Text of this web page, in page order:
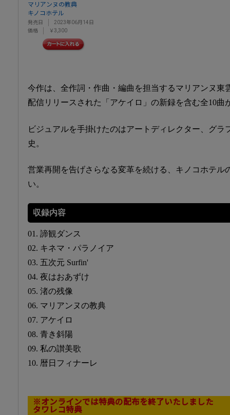
マリアンヌの教典
キノコホテル
発売日
2023年06月14日
価格
￥3,300
今作は、全作詞・作曲・編曲を担当するマリアンヌ東
配信リリースされた「アケイロ」の新録を含む全10曲
ビジュアルを手掛けたのはアートディレクター、グラ
史。
営業再開を告げさらなる変革を続ける、キノコホテル
い。
収録内容
01. 諦観ダンス
02. キネマ・パラノイア
03. 五次元 Surfin'
04. 夜はおあずけ
05. 渚の残像
06. マリアンヌの教典
07. アケイロ
08. 青き斜陽
09. 私の讃美歌
10. 暦日フィナーレ
※オンラインでは特典の配布を終了いたしました
タワレコ特典